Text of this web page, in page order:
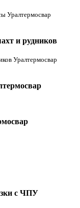
Уралтермосвар
и рудников
Уралтермосвар
с ЧПУ